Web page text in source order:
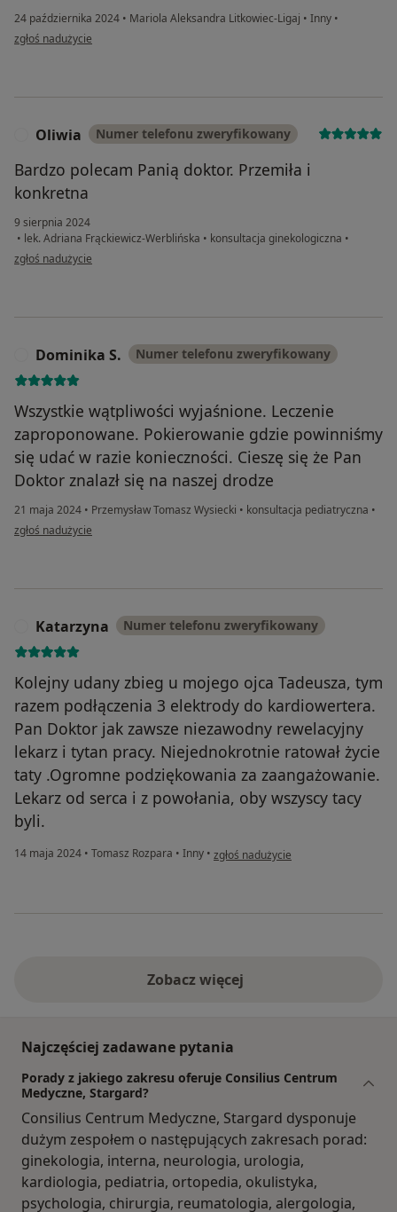
24 października 2024 • Mariola Aleksandra Litkowiec-Ligaj • Inny •
w opinii użytkownika Niezadowolona
zgłoś nadużycie
Oliwia Numer telefonu zweryfikowany
Bardzo polecam Panią doktor. Przemiła i
konkretna
9 sierpnia 2024
• lek. Adriana Frąckiewicz-Werblińska • konsultacja ginekologiczna •
w opinii użytkownika Oliwia
zgłoś nadużycie
Dominika S. Numer telefonu zweryfikowany
Wszystkie wątpliwości wyjaśnione. Leczenie
zaproponowane. Pokierowanie gdzie powinniśmy
się udać w razie konieczności. Cieszę się że Pan
Doktor znalazł się na naszej drodze
21 maja 2024 • Przemysław Tomasz Wysiecki • konsultacja pediatryczna •
w opinii użytkownika Dominika S.
zgłoś nadużycie
Katarzyna Numer telefonu zweryfikowany
Kolejny udany zbieg u mojego ojca Tadeusza, tym
razem podłączenia 3 elektrody do kardiowertera.
Pan Doktor jak zawsze niezawodny rewelacyjny
lekarz i tytan pracy. Niejednokrotnie ratował życie
taty .Ogromne podziękowania za zaangażowanie.
Lekarz od serca i z powołania, oby wszyscy tacy
byli.
14 maja 2024 • Tomasz Rozpara • Inny • w opinii użytkownika Katarzyna
zgłoś nadużycie
Zobacz więcej
Najczęściej zadawane pytania
Porady z jakiego zakresu oferuje Consilius Centrum
Medyczne, Stargard?
Consilius Centrum Medyczne, Stargard dysponuje
dużym zespołem o następujących zakresach porad:
ginekologia, interna, neurologia, urologia,
kardiologia, pediatria, ortopedia, okulistyka,
psychologia, chirurgia, reumatologia, alergologia,